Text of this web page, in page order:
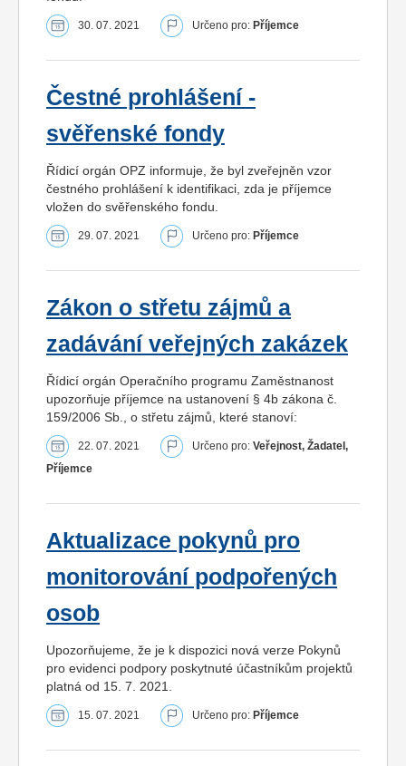
30. 07. 2021 Určeno pro: Příjemce
Čestné prohlášení -
svěřenské fondy
Řídicí orgán OPZ informuje, že byl zveřejněn vzor
čestného prohlášení k identifikaci, zda je příjemce
vložen do svěřenského fondu.
29. 07. 2021 Určeno pro: Příjemce
Zákon o střetu zájmů a
zadávání veřejných zakázek
Řídicí orgán Operačního programu Zaměstnanost
upozorňuje příjemce na ustanovení § 4b zákona č.
159/2006 Sb., o střetu zájmů, které stanoví:
22. 07. 2021 Určeno pro: Veřejnost, Žadatel,
Příjemce
Aktualizace pokynů pro
monitorování podpořených
osob
Upozorňujeme, že je k dispozici nová verze Pokynů
pro evidenci podpory poskytnuté účastníkům projektů
platná od 15. 7. 2021.
15. 07. 2021 Určeno pro: Příjemce